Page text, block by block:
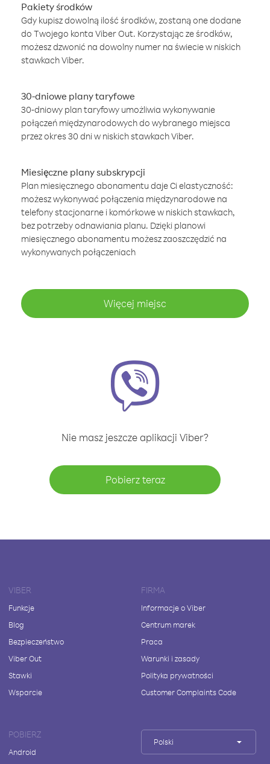
Pakiety środków
Gdy kupisz dowolną ilość środków, zostaną one dodane
do Twojego konta Viber Out. Korzystając ze środków,
możesz dzwonić na dowolny numer na świecie w niskich
stawkach Viber.
30-dniowe plany taryfowe
30-dniowy plan taryfowy umożliwia wykonywanie
połączeń międzynarodowych do wybranego miejsca
przez okres 30 dni w niskich stawkach Viber.
Miesięczne plany subskrypcji
Plan miesięcznego abonamentu daje Ci elastyczność:
możesz wykonywać połączenia międzynarodowe na
telefony stacjonarne i komórkowe w niskich stawkach,
bez potrzeby odnawiania planu. Dzięki planowi
miesięcznego abonamentu możesz zaoszczędzić na
wykonywanych połączeniach
Więcej miejsc
Nie masz jeszcze aplikacji Viber?
Pobierz teraz
VIBER
Funkcje
Blog
Bezpieczeństwo
Viber Out
Stawki
Wsparcie
FIRMA
Informacje o Viber
Centrum marek
Praca
Warunki i zasady
Polityka prywatności
Customer Complaints Code
POBIERZ
Android
Polski